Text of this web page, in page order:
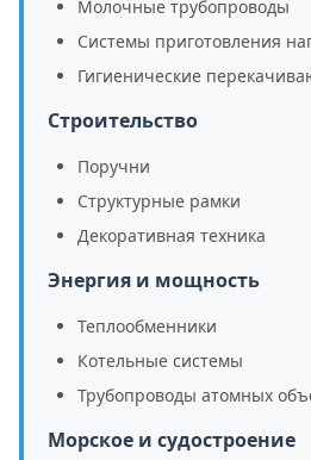
Молочные трубопроводы
Системы приготовления
Гигиенические
Строительство
Поручни
Структурные рамки
Декоративная техника
Энергия и мощность
Теплообменники
Котельные системы
Трубопроводы атомных
Морское и судостроение